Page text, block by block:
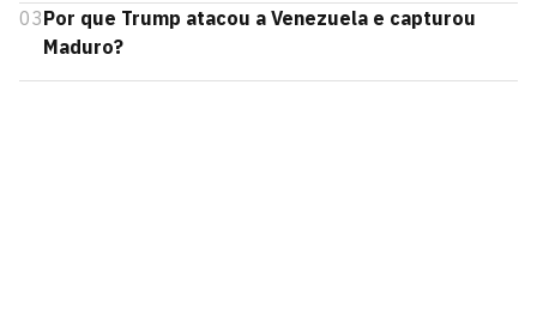
03Por que Trump atacou a Venezuela e capturou
Maduro?